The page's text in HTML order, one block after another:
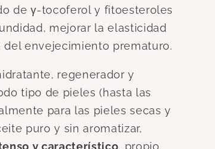
de γ-tocoferol y fitoesteroles
mejorar la elasticidad
envejecimiento prematuro.
regenerador y
tipo de pieles (hasta las
para las pieles secas y
puro y sin aromatizar,
y característico, propio